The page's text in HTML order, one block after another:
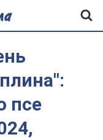
псе